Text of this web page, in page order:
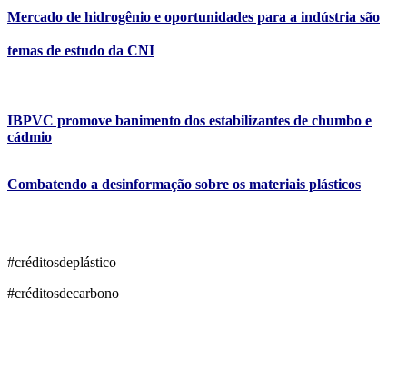
Mercado de hidrogênio e oportunidades para a indústria são
temas de estudo da CNI
IBPVC promove banimento dos estabilizantes de chumbo e
cádmio
Combatendo a desinformação sobre os materiais plásticos
#créditosdeplástico
#créditosdecarbono